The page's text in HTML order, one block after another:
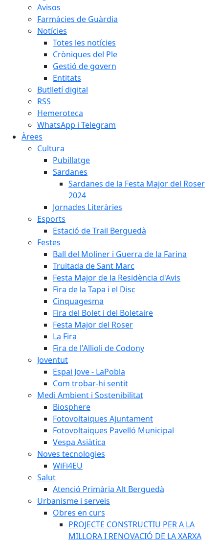
Avisos
Farmàcies de Guàrdia
Notícies
Totes les notícies
Cròniques del Ple
Gestió de govern
Entitats
Butlletí digital
RSS
Hemeroteca
WhatsApp i Telegram
Àrees
Cultura
Pubillatge
Sardanes
Sardanes de la Festa Major del Roser
2024
Jornades Literàries
Esports
Estació de Trail Berguedà
Festes
Ball del Moliner i Guerra de la Farina
Truitada de Sant Marc
Festa Major de la Residència d'Avis
Fira de la Tapa i el Disc
Cinquagesma
Fira del Bolet i del Boletaire
Festa Major del Roser
La Fira
Fira de l'Allioli de Codony
Joventut
Espai Jove - LaPobla
Com trobar-hi sentit
Medi Ambient i Sostenibilitat
Biosphere
Fotovoltaiques Ajuntament
Fotovoltaiques Pavelló Municipal
Vespa Asiàtica
Noves tecnologies
WiFi4EU
Salut
Atenció Primària Alt Berguedà
Urbanisme i serveis
Obres en curs
PROJECTE CONSTRUCTIU PER A LA
MILLORA I RENOVACIÓ DE LA XARXA